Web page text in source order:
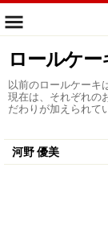
ロールケー
以前のロールケーキ
現在は、それぞれの
だわりが加えられて
河野 優美